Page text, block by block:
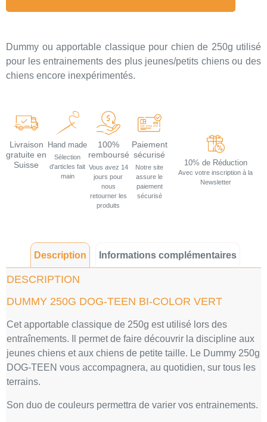
Dummy ou apportable classique pour chien de 250g utilisé
pour les entrainements des plus jeunes/petits chiens ou des
chiens encore inexpérimentés.
Livraison
gratuite en
Suisse
Hand made
Sélection
d'articles fait
main
100%
remboursé
Vous avez 14
jours pour
nous
retourner les
produits
Paiement
sécurisé
Notre site
assure le
paiement
sécurisé
10% de Réduction
Avec votre inscription à la
Newsletter
Description Informations complémentaires
DESCRIPTION
DUMMY 250G DOG-TEEN BI-COLOR VERT
Cet apportable classique de 250g est utilisé lors des
entraînements. Il permet de faire découvrir la discipline aux
jeunes chiens et aux chiens de petite taille. Le Dummy 250g
DOG-TEEN vous accompagnera, au quotidien, sur tous les
terrains.
Son duo de couleurs permettra de varier vos entrainements.